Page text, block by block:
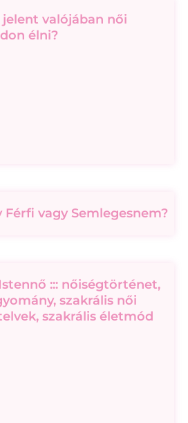
valójában női
élni?
Férfi vagy Semlegesnem?
::: nőiségtörténet,
szakrális női
szakrális életmód